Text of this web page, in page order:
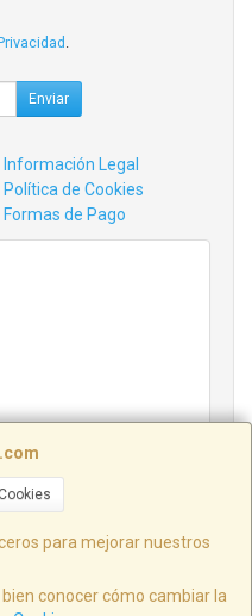
para mejorar nuestros
conocer cómo cambiar la
Enviar
Información Legal
Política de Cookies
Formas de Pago
- C.I.F.: B54578497 - Tfno: